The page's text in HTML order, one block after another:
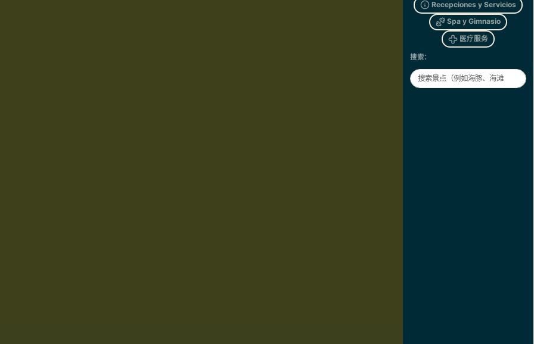
Recepciones y Servicios
Spa y Gimnasio
医疗服务
搜索：